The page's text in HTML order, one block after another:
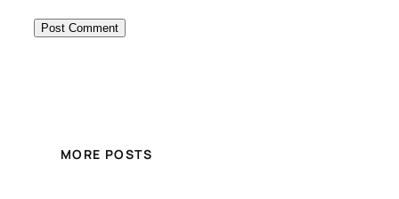
MORE POSTS